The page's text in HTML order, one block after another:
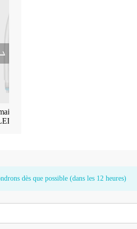
dès que possible (dans les 12 heures)